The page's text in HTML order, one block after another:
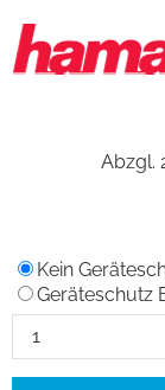
Abzgl.
Kein
Geräteschutz